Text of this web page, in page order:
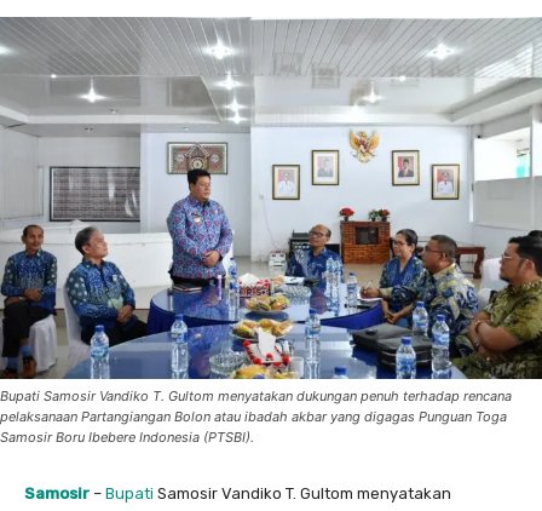
Bupati Samosir Vandiko T. Gultom menyatakan dukungan penuh terhadap rencana
pelaksanaan Partangiangan Bolon atau ibadah akbar yang digagas Punguan Toga
Samosir Boru Ibebere Indonesia (PTSBI).
Samosir – Bupati Samosir Vandiko T. Gultom menyatakan